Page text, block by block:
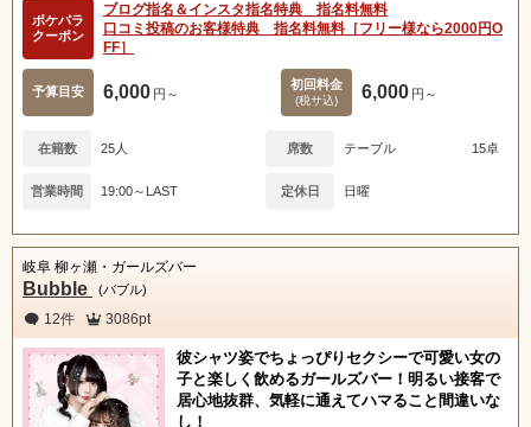
ポケパラ
クーポン
ブログ指名＆インスタ指名特典 指名料無料
口コミ投稿のお客様特典 指名料無料［フリー様なら2000円O
FF］
予算目安 6,000 円～
初回料金
(税サ込) 6,000 円～
在籍数 25人 席数 テーブル 15卓
営業時間 19:00～LAST 定休日 日曜
岐阜 柳ヶ瀬・ガールズバー
Bubble (バブル)
12件 3086pt
彼シャツ姿でちょっぴりセクシーで可愛い女の
子と楽しく飲めるガールズバー！明るい接客で
居心地抜群、気軽に通えてハマること間違いな
し！